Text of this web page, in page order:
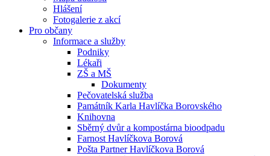
Hlášení
Fotogalerie z akcí
Pro občany
Informace a služby
Podniky
Lékaři
ZŠ a MŠ
Dokumenty
Pečovatelská služba
Památník Karla Havlíčka Borovského
Knihovna
Sběrný dvůr a kompostárna bioodpadu
Farnost Havlíčkova Borová
Pošta Partner Havlíčkova Borová